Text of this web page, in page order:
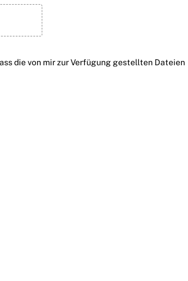
die von mir zur Verfügung gestellten Dateien